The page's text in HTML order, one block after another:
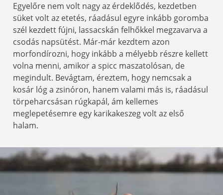
Egyelőre nem volt nagy az érdeklődés, kezdetben
süket volt az etetés, ráadásul egyre inkább goromba
szél kezdett fújni, lassacskán felhőkkel megzavarva a
csodás napsütést. Már-már kezdtem azon
morfondírozni, hogy inkább a mélyebb részre kellett
volna menni, amikor a spicc maszatolósan, de
megindult. Bevágtam, éreztem, hogy nemcsak a
kosár lóg a zsinóron, hanem valami más is, ráadásul
törpeharcsásan rúgkapál, ám kellemes
meglepetésemre egy karikakeszeg volt az első
halam.